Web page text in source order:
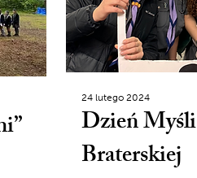
24 lutego 2024
Dzień Myśli
Braterskiej